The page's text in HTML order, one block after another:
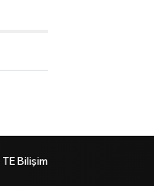
TE Bilişim